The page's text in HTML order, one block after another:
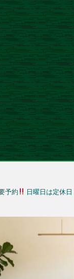
予約 日曜日は定休日